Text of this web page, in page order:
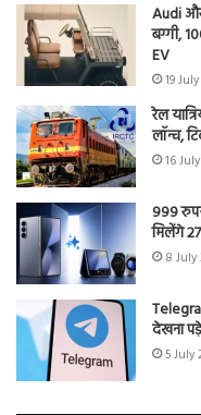
Audi और
बग्गी,
EV
19
रेल
लॉन्च,
16
999
मिलेंगे
8 July
देखना
5 July